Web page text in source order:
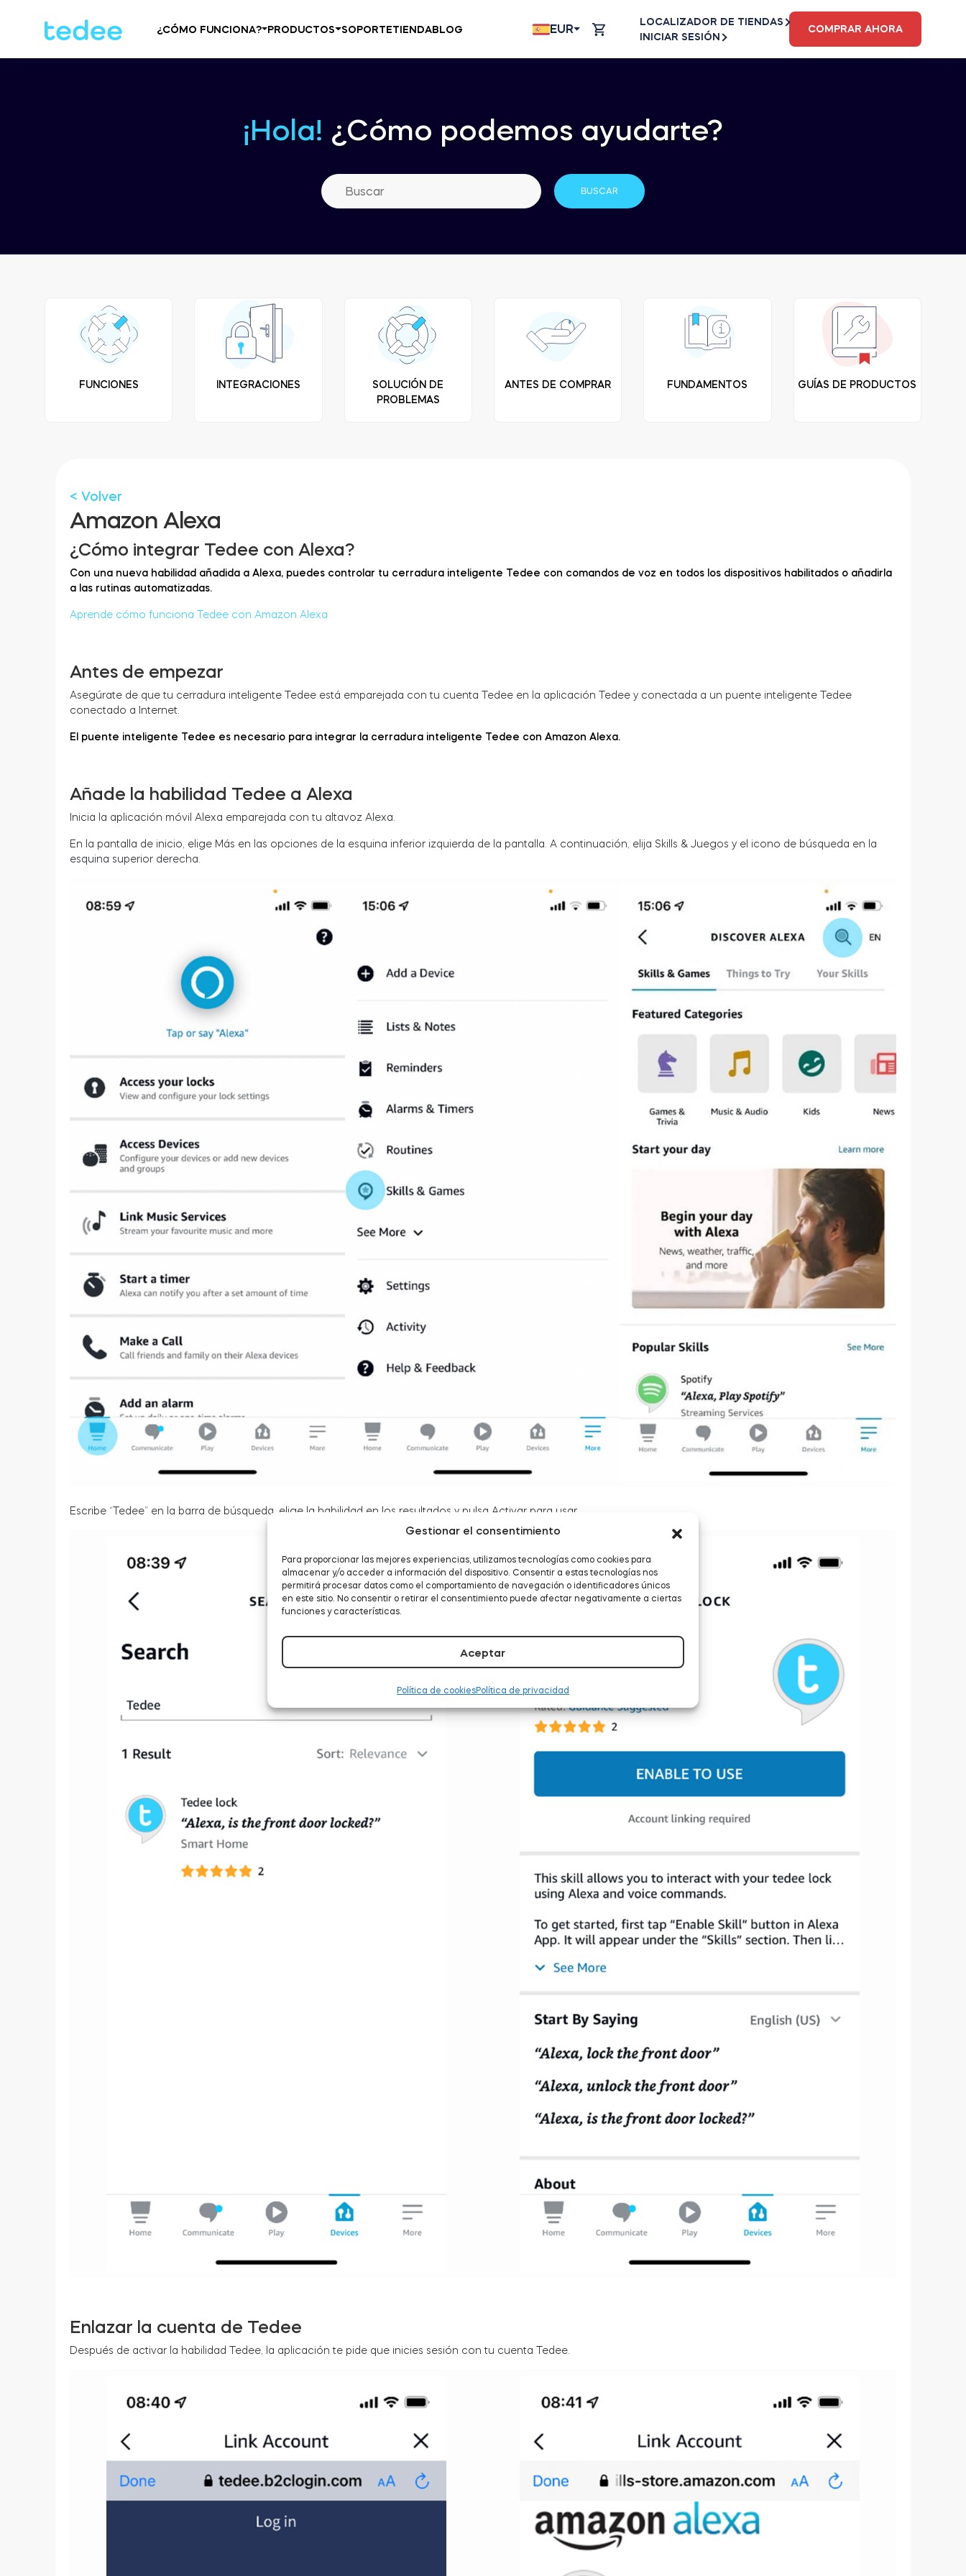
Gestionar el consentimiento
Para proporcionar las mejores experiencias, utilizamos tecnologías como cookies para
almacenar y/o acceder a información del dispositivo. Consentir a estas tecnologías nos
permitirá procesar datos como el comportamiento de navegación o identificadores únicos
en este sitio. No consentir o retirar el consentimiento puede afectar negativamente a ciertas
funciones y características.
Aceptar
Política de cookiesPolítica de privacidad
¿CÓMO FUNCIONA? PRODUCTOS SOPORTETIENDABLOG EUR
LOCALIZADOR DE TIENDAS
INICIAR SESIÓN
COMPRAR AHORA
¡Hola! ¿Cómo podemos ayudarte?
FUNCIONES INTEGRACIONES
SOLUCIÓN DE
PROBLEMAS
ANTES DE COMPRAR FUNDAMENTOS GUÍAS DE PRODUCTOS
< Volver
Amazon Alexa
¿Cómo integrar Tedee con Alexa?
Con una nueva habilidad añadida a Alexa, puedes controlar tu cerradura inteligente Tedee con comandos de voz en todos los dispositivos habilitados o añadirla
a las rutinas automatizadas.
Aprende cómo funciona Tedee con Amazon Alexa
Antes de empezar
Asegúrate de que tu cerradura inteligente Tedee está emparejada con tu cuenta Tedee en la aplicación Tedee y conectada a un puente inteligente Tedee
conectado a Internet.
El puente inteligente Tedee es necesario para integrar la cerradura inteligente Tedee con Amazon Alexa.
Añade la habilidad Tedee a Alexa
Inicia la aplicación móvil Alexa emparejada con tu altavoz Alexa.
En la pantalla de inicio, elige Más en las opciones de la esquina inferior izquierda de la pantalla. A continuación, elija Skills & Juegos y el icono de búsqueda en la
esquina superior derecha.
Escribe “Tedee” en la barra de búsqueda, elige la habilidad en los resultados y pulsa Activar para usar.
Enlazar la cuenta de Tedee
Después de activar la habilidad Tedee, la aplicación te pide que inicies sesión con tu cuenta Tedee.